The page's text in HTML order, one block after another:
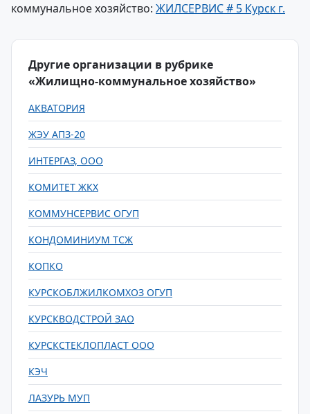
коммунальное хозяйство: ЖИЛСЕРВИС # 5 Курск г.
Другие организации в рубрике
«Жилищно-коммунальное хозяйство»
АКВАТОРИЯ
ЖЭУ АПЗ-20
ИНТЕРГАЗ, ООО
КОМИТЕТ ЖКХ
КОММУНСЕРВИС ОГУП
КОНДОМИНИУМ ТСЖ
КОПКО
КУРСКОБЛЖИЛКОМХОЗ ОГУП
КУРСКВОДСТРОЙ ЗАО
КУРСКСТЕКЛОПЛАСТ ООО
КЭЧ
ЛАЗУРЬ МУП